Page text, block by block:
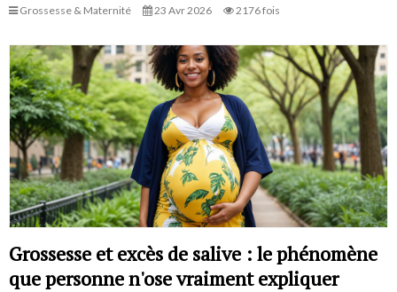
Grossesse & Maternité 23 Avr 2026 2176 fois
Grossesse et excès de salive : le phénomène
que personne n'ose vraiment expliquer